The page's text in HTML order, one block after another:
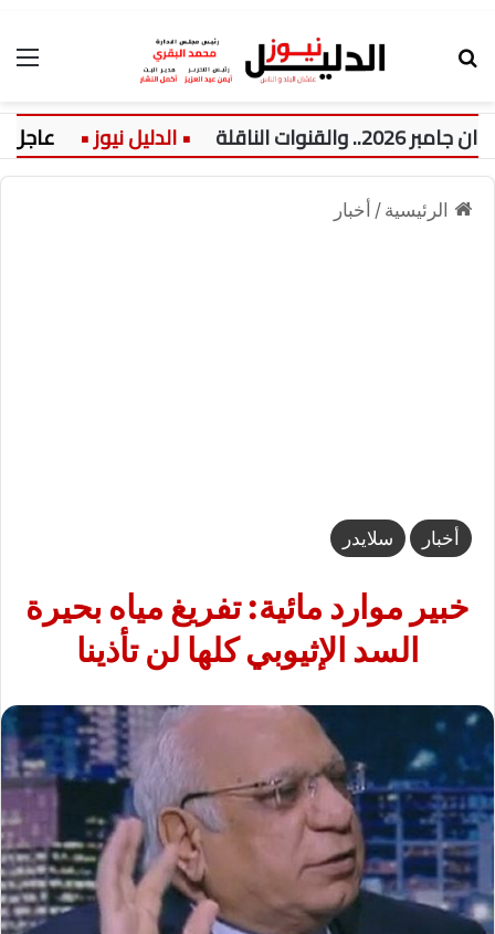
الناقلة عاجل:
الرئيسية / أخبار
أخبار سلايدر
خبير موارد مائية: تفريغ مياه بحيرة
السد الإثيوبي كلها لن تأذينا